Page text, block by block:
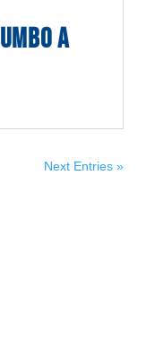
A
Next Entries »